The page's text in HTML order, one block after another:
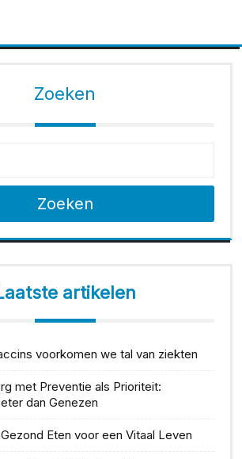
Zoeken
Zoeken
artikelen
voorkomen we tal van ziekten
met Preventie als Prioriteit:
dan Genezen
Eten voor een Vitaal Leven